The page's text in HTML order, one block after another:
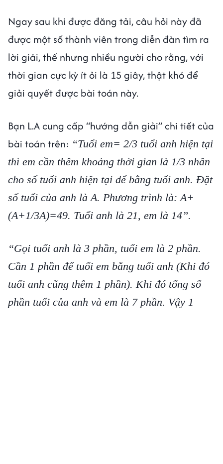
Ngay sau khi được đăng tải, câu hỏi này đã
được một số thành viên trong diễn đàn tìm ra
lời giải, thế nhưng nhiều người cho rằng, với
thời gian cực kỳ ít ỏi là 15 giây, thật khó để
giải quyết được bài toán này.
Bạn L.A cung cấp “hướng dẫn giải” chi tiết của
bài toán trên: “Tuổi em= 2/3 tuổi anh hiện tại
thì em cần thêm khoảng thời gian là 1/3 nhân
cho số tuổi anh hiện tại để bằng tuổi anh. Đặt
số tuổi của anh là A. Phương trình là: A+
(A+1/3A)=49. Tuổi anh là 21, em là 14”.
“Gọi tuổi anh là 3 phần, tuổi em là 2 phần.
Cần 1 phần để tuổi em bằng tuổi anh (Khi đó
tuổi anh cũng thêm 1 phần). Khi đó tổng số
phần tuổi của anh và em là 7 phần. Vậy 1